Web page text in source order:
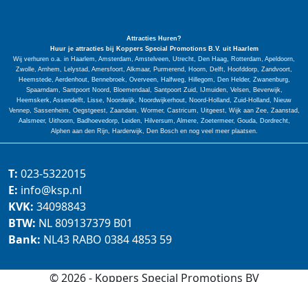
Attracties Huren?
Huur je attracties bij Koppers Special
PromotionsB.V. uit Haarlem
Wij verhuren o.a. in Haarlem, Amsterdam, Amstelveen, Utrecht, Den Haag, Rotterdam, Apeldoorn,
Zwolle, Arnhem, Lelystad, Amersfoort, Alkmaar, Purmerend, Hoorn, Delft, Hoofddorp, Zandvoort,
Heemstede, Aerdenhout, Bennebroek, Overveen, Halfweg, Hillegom, Den Helder, Zwanenburg,
Spaarndam, Santpoort Noord, Bloemendaal, Santpoort Zuid, IJmuiden, Velsen, Beverwijk,
Heemskerk, Assendelft, Lisse, Noordwijk, Noordwijkerhout, Noord-Holland, Zuid-Holland, Nieuw
Vennep, Sassenheim, Oegstgeest, Zaandam, Wormer, Castricum, Uitgeest, Wijk aan Zee, Zaanstad,
Aalsmeer, Uithoorn, Badhoevedorp, Leiden, Hilversum, Almere, Zoetermeer, Gouda, Dordrecht,
Alphen aan den Rijn, Harderwijk, Den Bosch en nog veel meer plaatsen.
T: 023-5322015
E: info@ksp.nl
KVK: 34098843
BTW: NL 809137379 B01
Bank: NL43 RABO 0384 4853 59
© 2026 - Koppers Special Promotions BV